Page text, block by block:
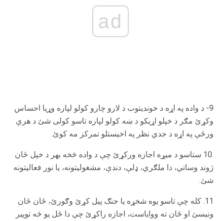
ad
9- د واده په اړه د خوندیتوب د لارو چارو کولو لپاره وړیا احساس
وکړئ مګر د خپلو اړیکو د ښه کولو لپاره تاسو کولی شئ د هرې
ورځې په اړه د جدي نظر په اخیستلو تمرکز مه کوئ.
.10 ستاسو د میړه اجازه ورکړئ چې د واده څخه بهر د خپل ځان
ژوند وساتي، دا ملګري، ډلې، دندې، مشغولیتونه، یا نور فعالیتونه
شئ.
11. کله چې تاسو یوه شخړه یا جنګ پیل کړئ وګورئ، ځان ځان
ونیسئ او ځان ته ووایاست، اجازه راکړئ چې دا ځل یو څه توپیر